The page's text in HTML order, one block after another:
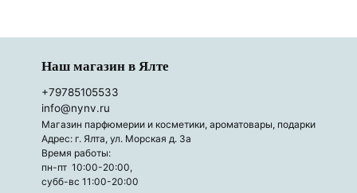
Наш магазин в Ялте
+79785105533
info@nynv.ru
Магазин парфюмерии и косметики, ароматовары, подарки
Адрес: г. Ялта, ул. Морская д. 3а
Время работы:
пн-пт 10:00-20:00,
субб-вс 11:00-20:00